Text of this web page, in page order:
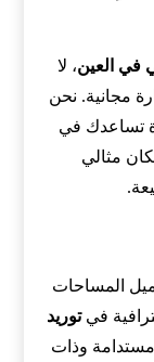
في العين، لا
مجانية. نحن
تساعدك في
مثالي
المساحات
فيتوريد
مستدامة وذات